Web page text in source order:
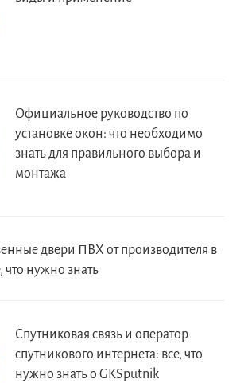
Официальное руководство по
установке окон: что необходимо
знать для правильного выбора и
монтажа
двери ПВХ от производителя в
нужно знать
Спутниковая связь и оператор
спутникового интернета: все, что
нужно знать о GKSputnik